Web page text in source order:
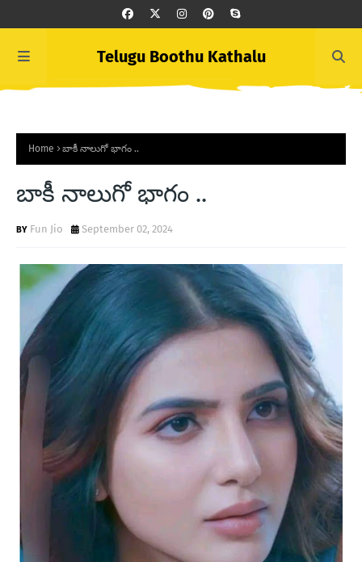
Telugu Boothu Kathalu
Home బాకీ నాలుగో భాగం ..
బాకీ నాలుగో భాగం ..
Fun Jio September 02, 2024